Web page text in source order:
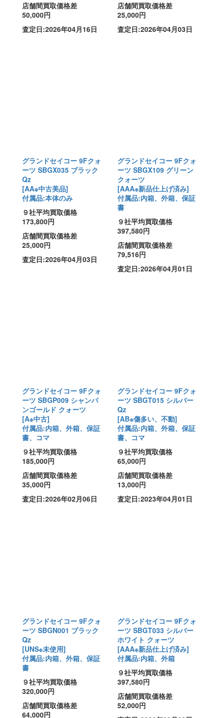
店舗間買取価格差
50,000円
査定日:2026年04月16日
店舗間買取価格差
25,000円
査定日:2026年04月03日
グランドセイコー 9Fクォ
ーツ SBGX035 ブラック
Qz
[AA※中古美品]
付属品:本体のみ
９社平均買取価格
173,800円
店舗間買取価格差
25,000円
査定日:2026年04月03日
グランドセイコー 9Fクォ
ーツ SBGX109 グリーン
クォーツ
[AAA※新品仕上げ済み]
付属品:内箱、外箱、保証
書
９社平均買取価格
397,580円
店舗間買取価格差
79,516円
査定日:2026年04月01日
グランドセイコー 9Fクォ
ーツ SBGP009 シャンパ
ンゴールド クォーツ
[A※中古]
付属品:内箱、外箱、保証
書、コマ
９社平均買取価格
185,000円
店舗間買取価格差
35,000円
査定日:2026年02月06日
グランドセイコー 9Fクォ
ーツ SBGT015 シルバー
Qz
[AB※傷多い、不動]
付属品:内箱、外箱、保証
書、コマ
９社平均買取価格
65,000円
店舗間買取価格差
13,000円
査定日:2023年04月01日
グランドセイコー 9Fクォ
ーツ SBGN001 ブラック
Qz
[UNS※未使用]
付属品:内箱、外箱、保証
書
９社平均買取価格
320,000円
店舗間買取価格差
64,000円
グランドセイコー 9Fクォ
ーツ SBGT033 シルバー
ホワイト クォーツ
[AAA※新品仕上げ済み]
付属品:内箱、外箱
９社平均買取価格
397,580円
店舗間買取価格差
52,000円